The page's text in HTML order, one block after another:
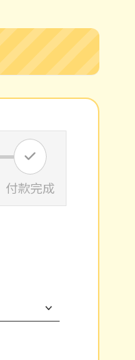
付款完成